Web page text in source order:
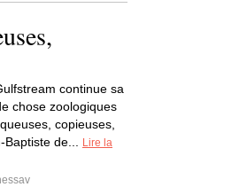
continue sa
chose zoologiques
copieuses,
de...
Lire la